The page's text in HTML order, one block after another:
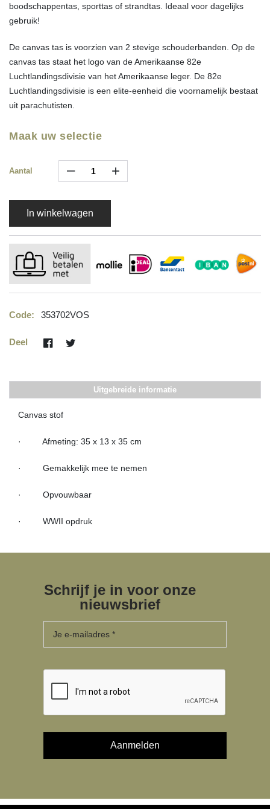
boodschappentas, sporttas of strandtas. Ideaal voor dagelijks
gebruik!
De canvas tas is voorzien van 2 stevige schouderbanden. Op de
canvas tas staat het logo van de Amerikaanse 82e
Luchtlandingsdivisie van het Amerikaanse leger. De 82e
Luchtlandingsdivisie is een elite-eenheid die voornamelijk bestaat
uit parachutisten.
Maak uw selectie
Aantal – +
In winkelwagen
Code: 353702VOS
Deel
Uitgebreide informatie
Canvas stof
· Afmeting: 35 x 13 x 35 cm
· Gemakkelijk mee te nemen
· Opvouwbaar
· WWII opdruk
Schrijf je in voor onze
nieuwsbrief